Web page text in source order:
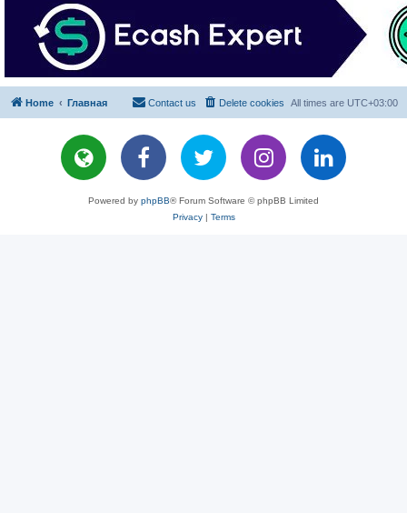
Home Главная All times are UTC+03:00
Delete cookies
Contact us
Powered by phpBB® Forum Software © phpBB Limited
Privacy| Terms